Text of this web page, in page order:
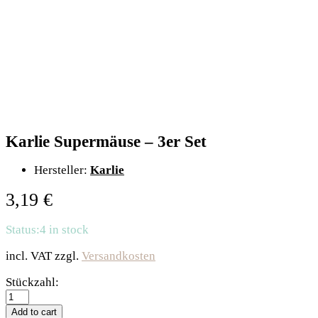
Karlie Supermäuse – 3er Set
Hersteller: Karlie
3,19 €
Status:4 in stock
incl. VAT zzgl. Versandkosten
Karlie
Supermäuse
-
Stückzahl:
Add to cart